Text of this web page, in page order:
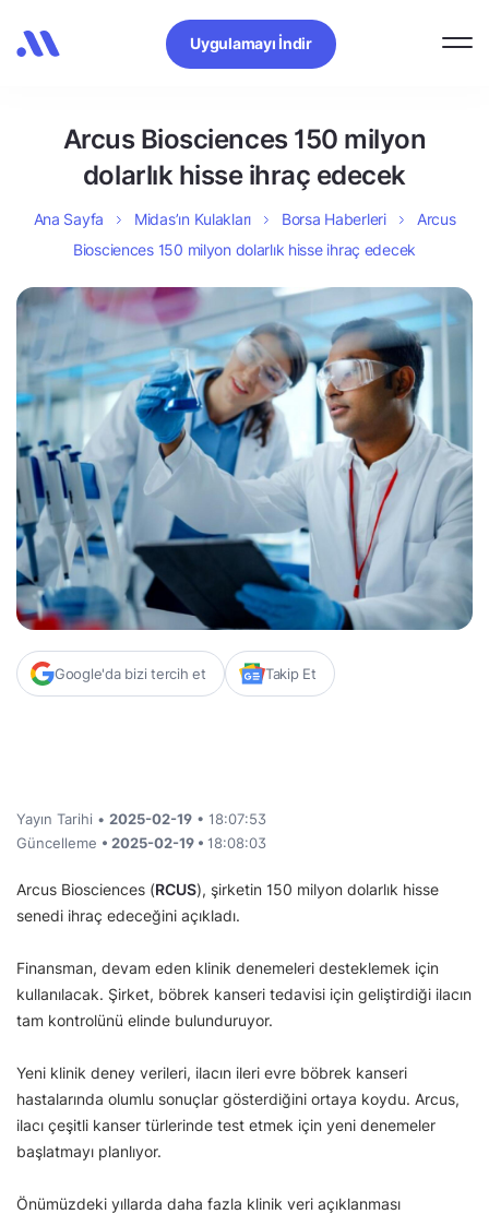
Uygulamayı İndir
Arcus Biosciences 150 milyon
dolarlık hisse ihraç edecek
Ana Sayfa Midas’ın Kulakları Borsa Haberleri
Arcus
Biosciences 150 milyon dolarlık hisse ihraç edecek
Google'da bizi tercih et Takip Et
Yayın Tarihi • 2025-02-19 • 18:07:53
Güncelleme • 2025-02-19 • 18:08:03
Arcus Biosciences (RCUS), şirketin 150 milyon dolarlık hisse
senedi ihraç edeceğini açıkladı.
Finansman, devam eden klinik denemeleri desteklemek için
kullanılacak. Şirket, böbrek kanseri tedavisi için geliştirdiği ilacın
tam kontrolünü elinde bulunduruyor.
Yeni klinik deney verileri, ilacın ileri evre böbrek kanseri
hastalarında olumlu sonuçlar gösterdiğini ortaya koydu. Arcus,
ilacı çeşitli kanser türlerinde test etmek için yeni denemeler
başlatmayı planlıyor.
Önümüzdeki yıllarda daha fazla klinik veri açıklanması